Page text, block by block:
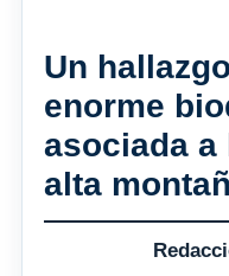
Un
enorme
asociada
alta